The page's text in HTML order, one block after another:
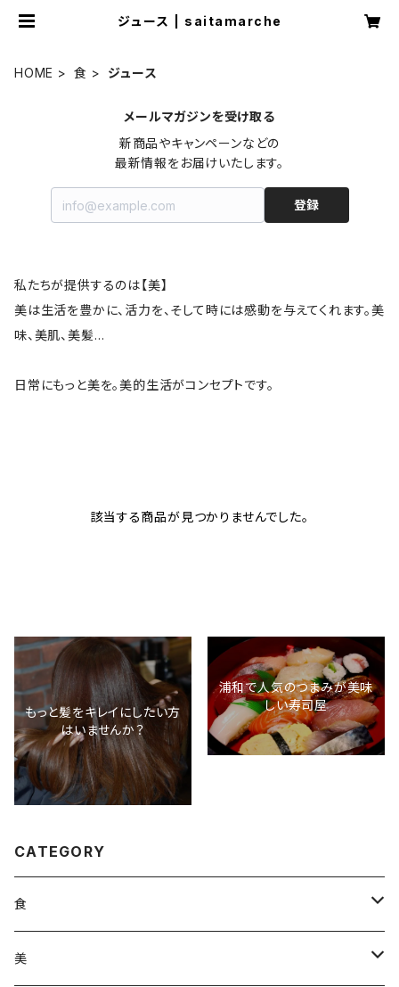
ジュース | saitamarche
HOME 食 ジュース
メールマガジンを受け取る
新商品やキャンペーンなどの
最新情報をお届けいたします。
登録
私たちが提供するのは【美】
美は生活を豊かに、活力を、そして時には感動を与えてくれます。美
味、美肌、美髪…
日常にもっと美を。美的生活がコンセプトです。
該当する商品が見つかりませんでした。
もっと髪をキレイにしたい方
はいませんか？
浦和で人気のつまみが美味
しい寿司屋
CATEGORY
食
調味料
美